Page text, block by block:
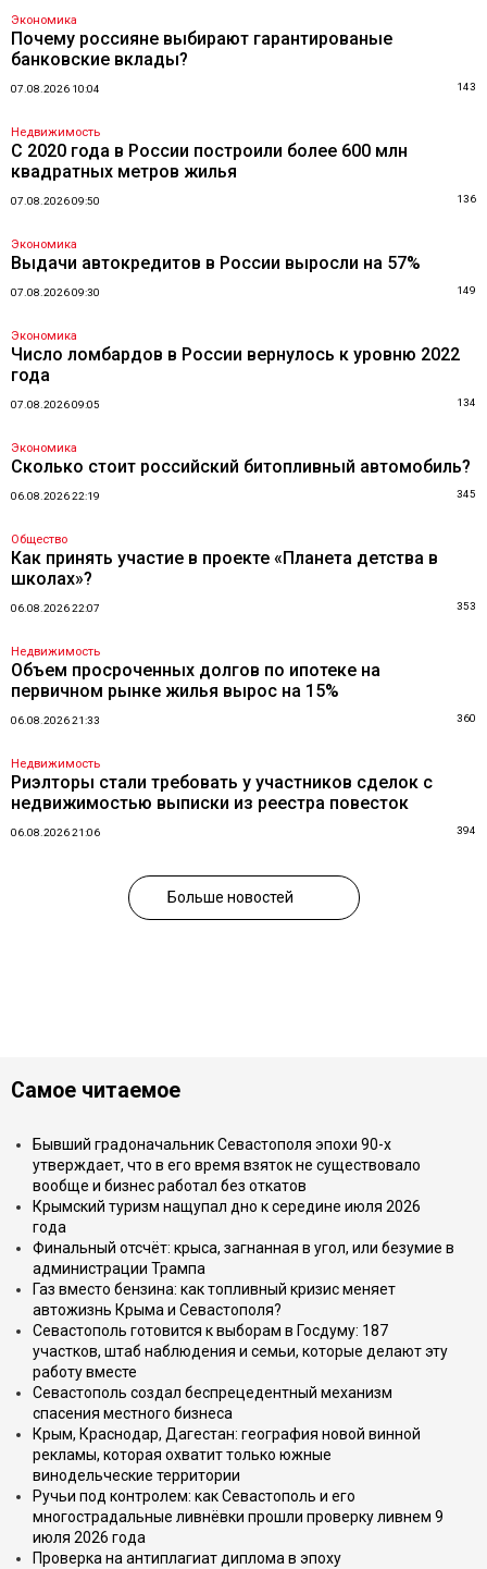
Экономика
Почему россияне выбирают гарантированые
банковские вклады?
07.08.2026 10:04 143
Недвижимость
С 2020 года в России построили более 600 млн
квадратных метров жилья
07.08.2026 09:50 136
Экономика
Выдачи автокредитов в России выросли на 57%
07.08.2026 09:30 149
Экономика
Число ломбардов в России вернулось к уровню 2022
года
07.08.2026 09:05 134
Экономика
Сколько стоит российский битопливный автомобиль?
06.08.2026 22:19 345
Общество
Как принять участие в проекте «Планета детства в
школах»?
06.08.2026 22:07 353
Недвижимость
Объем просроченных долгов по ипотеке на
первичном рынке жилья вырос на 15%
06.08.2026 21:33 360
Недвижимость
Риэлторы стали требовать у участников сделок с
недвижимостью выписки из реестра повесток
06.08.2026 21:06 394
Больше новостей
Самое читаемое
Бывший градоначальник Севастополя эпохи 90-х
утверждает, что в его время взяток не существовало
вообще и бизнес работал без откатов
Крымский туризм нащупал дно к середине июля 2026
года
Финальный отсчёт: крыса, загнанная в угол, или безумие в
администрации Трампа
Газ вместо бензина: как топливный кризис меняет
автожизнь Крыма и Севастополя?
Севастополь готовится к выборам в Госдуму: 187
участков, штаб наблюдения и семьи, которые делают эту
работу вместе
Севастополь создал беспрецедентный механизм
спасения местного бизнеса
Крым, Краснодар, Дагестан: география новой винной
рекламы, которая охватит только южные
винодельческие территории
Ручьи под контролем: как Севастополь и его
многострадальные ливнёвки прошли проверку ливнем 9
июля 2026 года
Проверка на антиплагиат диплома в эпоху